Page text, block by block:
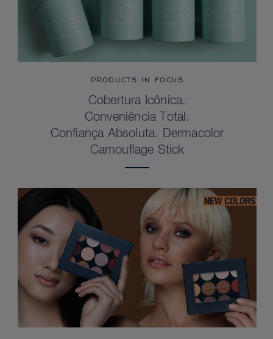
PRODUCTS IN FOCUS
Cobertura Icônica.
Conveniência Total.
Confiança Absoluta. Dermacolor
Camouflage Stick